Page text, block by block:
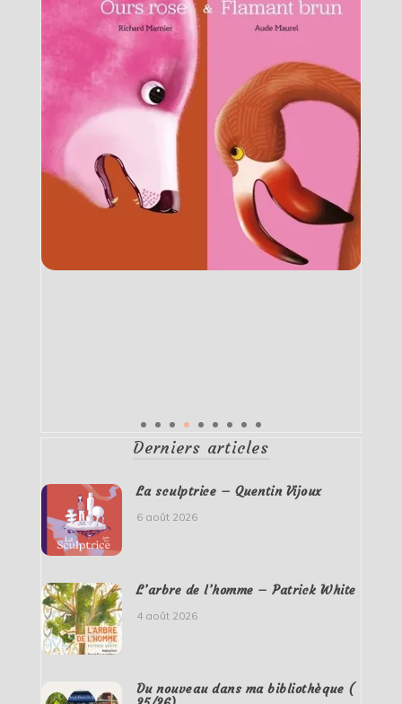
Derniers articles
La sculptrice – Quentin Vijoux
6 août 2026
L’arbre de l’homme – Patrick White
4 août 2026
Du nouveau dans ma bibliothèque (